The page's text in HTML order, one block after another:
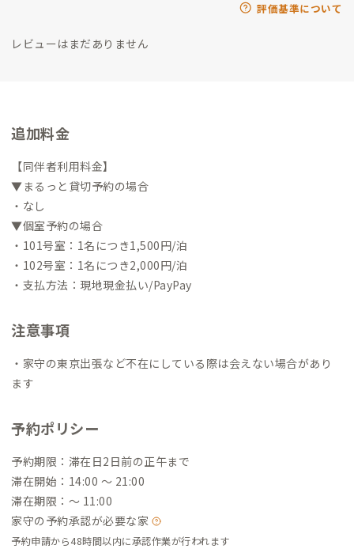
評価基準について
レビューはまだありません
追加料金
【同伴者利用料金】
▼まるっと貸切予約の場合
・なし
▼個室予約の場合
・101号室：1名につき1,500円/泊
・102号室：1名につき2,000円/泊
・支払方法：現地現金払い/PayPay
注意事項
・家守の東京出張など不在にしている際は会えない場合があり
ます
予約ポリシー
予約期限：滞在日2日前の正午まで
滞在開始：14:00 〜 21:00
滞在期限：〜 11:00
家守の予約承認が必要な家
予約申請から48時間以内に承認作業が行われます